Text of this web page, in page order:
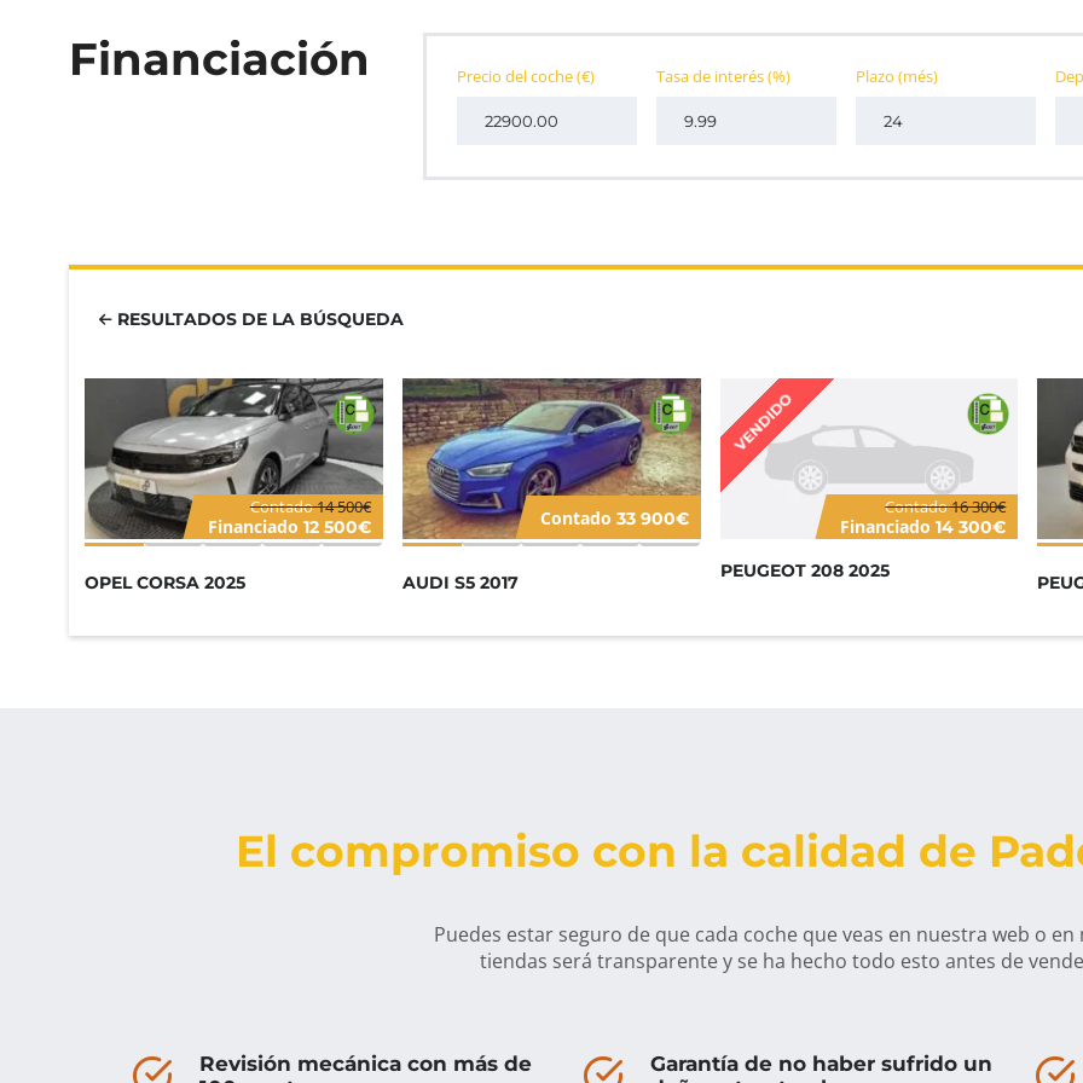
Financiación Precio del coche(€) Tasa de interés(%) Plazo(més)
RESULTADOS DE LA BÚSQUEDA
Contado14 500€
Financiado 12 500€
OPEL CORSA 2025
Contado 33 900€
AUDI S5 2017
VENDIDO
Contado16 300€
Financiado 14 300€
PEUGEOT 208 2025
El compromiso con la calidad de
Puedes estar seguro de que cada coche que veas en nuestra web o en
tiendas será transparente y se ha hecho todo esto antes de
Revisión mecánica con más de
Garantía de no haber sufrido un